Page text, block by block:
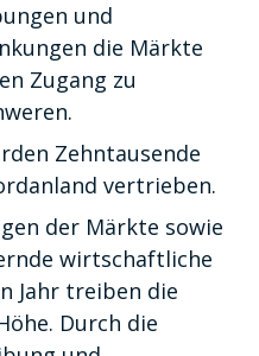
und
die Märkte
Zugang zu
Zehntausende
vertrieben.
der Märkte sowie
wirtschaftliche
Jahr treiben die
Durch die